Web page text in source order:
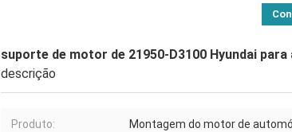
suporte de motor de 21950-D3100 Hyundai para
descrição
Produto: Montagem do motor de